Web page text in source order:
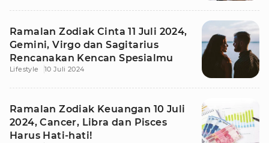
Ramalan Zodiak Cinta 11 Juli 2024,
Gemini, Virgo dan Sagitarius
Rencanakan Kencan Spesialmu
Lifestyle 10 Juli 2024
Ramalan Zodiak Keuangan 10 Juli
2024, Cancer, Libra dan Pisces
Harus Hati-hati!